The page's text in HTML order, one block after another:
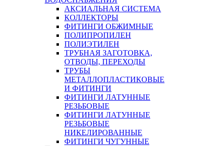
АКСИАЛЬНАЯ СИСТЕМА
КОЛЛЕКТОРЫ
ФИТИНГИ ОБЖИМНЫЕ
ПОЛИПРОПИЛЕН
ПОЛИЭТИЛЕН
ТРУБНАЯ ЗАГОТОВКА,
ОТВОДЫ, ПЕРЕХОДЫ
ТРУБЫ
МЕТАЛЛОПЛАСТИКОВЫЕ
И ФИТИНГИ
ФИТИНГИ ЛАТУННЫЕ
РЕЗЬБОВЫЕ
ФИТИНГИ ЛАТУННЫЕ
РЕЗЬБОВЫЕ
НИКЕЛИРОВАННЫЕ
ФИТИНГИ ЧУГУННЫЕ